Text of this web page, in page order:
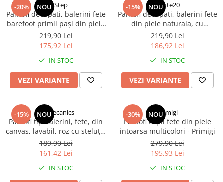
-20% NOUDD Step
Pantofi decupati, balerini fete
barefoot primii pași din piele
naturală, roz DDStep
219,90 Lei
175,92 Lei
IN STOC
VEZI VARIANTE
-15% NOUPonte20
Pantofi decupati, balerini fete
din piele naturala, cu
supinatie, roz fucsia, Ponte20
219,90 Lei
186,92 Lei
IN STOC
VEZI VARIANTE
-15% NOU
Biomecanics
Pantofi tip balerini, fete, din
canvas, lavabil, roz cu steluțe,
Biomecanics
189,90 Lei
161,42 Lei
IN STOC
-30% NOUPrimigi
Pantofi copii fete din piele
intoarsa multicolori - Primigi
279,90 Lei
195,93 Lei
IN STOC